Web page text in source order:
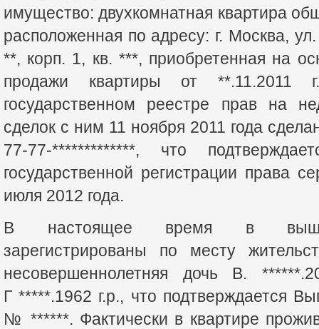
имущество: двухкомнатная квартира
расположенная по адресу: г. Москва,
**, корп. 1, кв. ***, приобретенная на
продажи квартиры от
государственном реестре прав на
сделок с ним 11 ноября 2011 года
77-77-*************, что
государственной регистрации
июля 2012 года.
В настоящее время в
зарегистрированы по месту
несовершеннолетняя дочь В.
Г *****.1962 г.р., что подтверждается
№ ******. Фактически в квартире